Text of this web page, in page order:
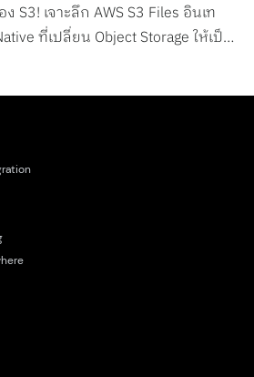
S3! เจาะลึก AWS S3 Files อินเท
ที่เปลี่ยน Object Storage ให้เป็น